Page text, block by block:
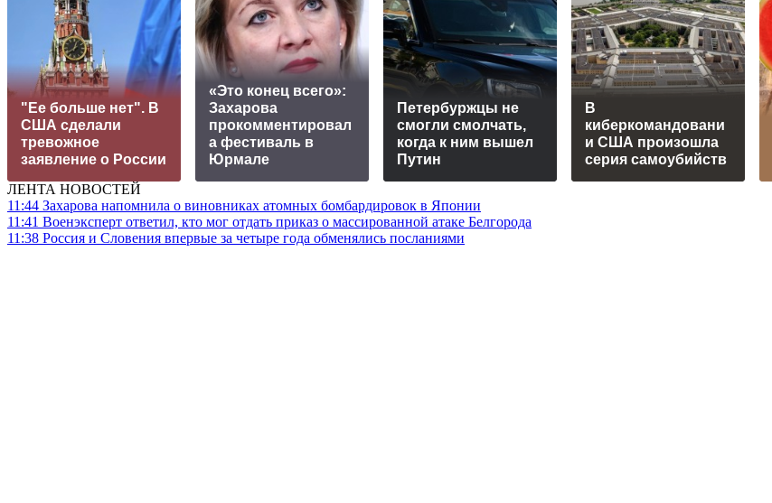
"Ее больше нет". В
США сделали
тревожное
заявление о России
«Это конец всего»:
Захарова
прокомментировал
а фестиваль в
Юрмале
Петербуржцы не
смогли смолчать,
когда к ним вышел
Путин
В
киберкомандовани
и США произошла
серия самоубийств
ЛЕНТА НОВОСТЕЙ
11:44 Захарова напомнила о виновниках атомных бомбардировок в Японии
11:41 Военэксперт ответил, кто мог отдать приказ о массированной атаке Белгорода
11:38 Россия и Словения впервые за четыре года обменялись посланиями